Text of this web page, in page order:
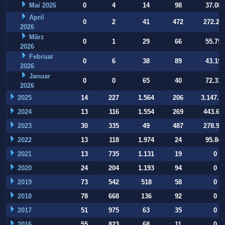
Mai 2026 0 4 14 98
37.084
April
2026
0 2 41 472
März
2026
0 1 29 66
55.794
Februar
2026
0 6 38 89
43.197
Januar
2026
0 0 65 40 72.332
2025 14 227 1.564 206
2024
13 116 1.554 269
2023
30 335 49 487
2022
13 118 1.974 24
95.847
2021
13 735 1.131 19
0
2020
24 204 1.193 94
0
2019
73 542 518 58
0
2018
78 668 136 92
0
2017
51 975 63 35
0